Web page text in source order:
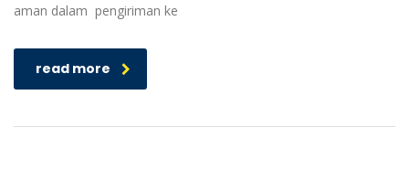
aman dalam pengiriman ke
read more